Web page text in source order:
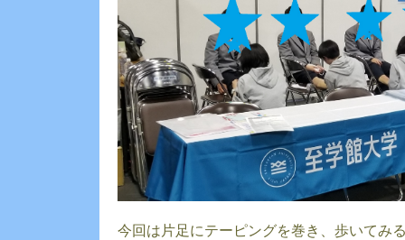
今回は片足にテーピングを巻き、歩いてみ